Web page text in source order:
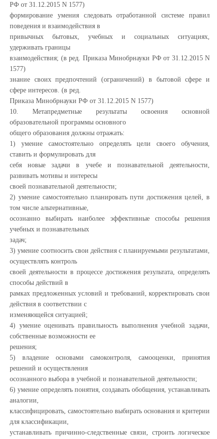
РФ от 31.12.2015 N 1577)
формирование умения следовать отработанной системе правил
поведения и взаимодействия в
привычных бытовых, учебных и социальных ситуациях,
удерживать границы
взаимодействия; (в ред. Приказа Минобрнауки РФ от 31.12.2015 N
1577)
знание своих предпочтений (ограничений) в бытовой сфере и
сфере интересов. (в ред.
Приказа Минобрнауки РФ от 31.12.2015 N 1577)
10. Метапредметные результаты освоения основной
образовательной программы основного
общего образования должны отражать:
1) умение самостоятельно определять цели своего обучения,
ставить и формулировать для
себя новые задачи в учебе и познавательной деятельности,
развивать мотивы и интересы
своей познавательной деятельности;
2) умение самостоятельно планировать пути достижения целей, в
том числе альтернативные,
осознанно выбирать наиболее эффективные способы решения
учебных и познавательных
задач;
3) умение соотносить свои действия с планируемыми результатами,
осуществлять контроль
своей деятельности в процессе достижения результата, определять
способы действий в
рамках предложенных условий и требований, корректировать свои
действия в соответствии с
изменяющейся ситуацией;
4) умение оценивать правильность выполнения учебной задачи,
собственные возможности ее
решения;
5) владение основами самоконтроля, самооценки, принятия
решений и осуществления
осознанного выбора в учебной и познавательной деятельности;
6) умение определять понятия, создавать обобщения, устанавливать
аналогии,
классифицировать, самостоятельно выбирать основания и критерии
для классификации,
устанавливать причинно-следственные связи, строить логическое